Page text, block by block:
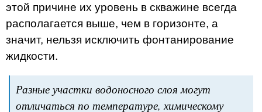
этой причине их уровень в скважине всегда
располагается выше, чем в горизонте, а
значит, нельзя исключить фонтанирование
жидкости.
Разные участки водоносного слоя могут
отличаться по температуре, химическому